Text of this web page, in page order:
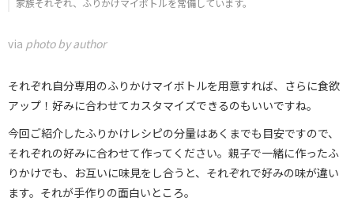
via photo by author
それぞれ自分専用のふりかけマイボトルを用意すれば、さらに食欲
アップ！好みに合わせてカスタマイズできるのもいいですね。
今回ご紹介したふりかけレシピの分量はあくまでも目安ですので、
それぞれの好みに合わせて作ってください。親子で一緒に作ったふ
りかけでも、お互いに味見をし合うと、それぞれで好みの味が違い
ます。それが手作りの面白いところ。